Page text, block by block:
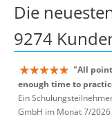
Die
9274
"All
enough time to
Ein
GmbH im Monat 7/2026